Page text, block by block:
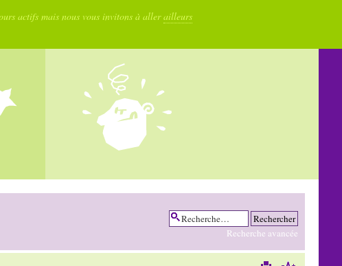
actifs mais nous vous invitons à allerailleurs
Recherche avancée